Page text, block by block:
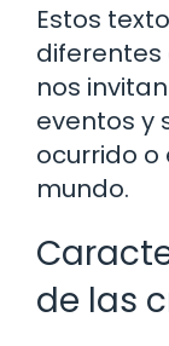
Estos
nos
eventos y
ocurrido o
mundo.
de las